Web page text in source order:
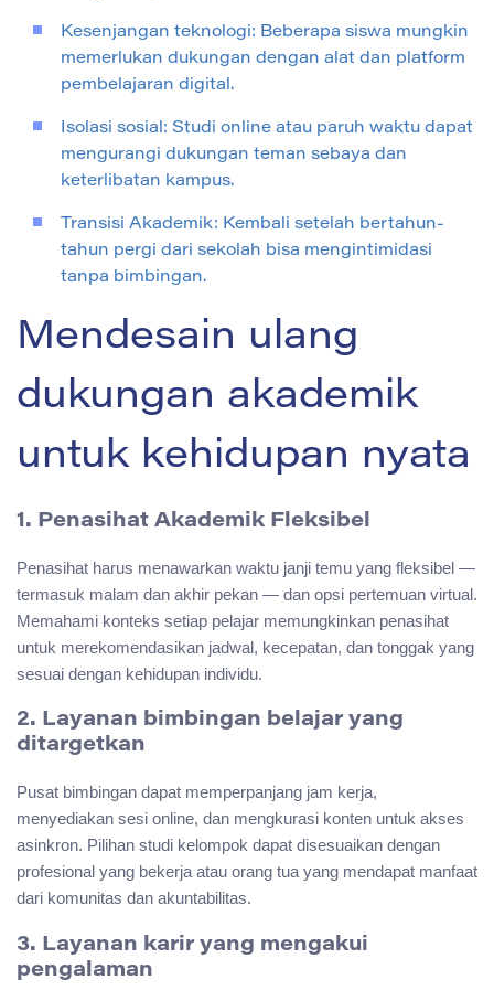
Kesenjangan teknologi: Beberapa siswa mungkin
memerlukan dukungan dengan alat dan platform
pembelajaran digital.
Isolasi sosial: Studi online atau paruh waktu dapat
mengurangi dukungan teman sebaya dan
keterlibatan kampus.
Transisi Akademik: Kembali setelah bertahun-
tahun pergi dari sekolah bisa mengintimidasi
tanpa bimbingan.
Mendesain ulang
dukungan akademik
untuk kehidupan nyata
1. Penasihat Akademik Fleksibel
Penasihat harus menawarkan waktu janji temu yang fleksibel —
termasuk malam dan akhir pekan — dan opsi pertemuan virtual.
Memahami konteks setiap pelajar memungkinkan penasihat
untuk merekomendasikan jadwal, kecepatan, dan tonggak yang
sesuai dengan kehidupan individu.
2. Layanan bimbingan belajar yang
ditargetkan
Pusat bimbingan dapat memperpanjang jam kerja,
menyediakan sesi online, dan mengkurasi konten untuk akses
asinkron. Pilihan studi kelompok dapat disesuaikan dengan
profesional yang bekerja atau orang tua yang mendapat manfaat
dari komunitas dan akuntabilitas.
3. Layanan karir yang mengakui
pengalaman